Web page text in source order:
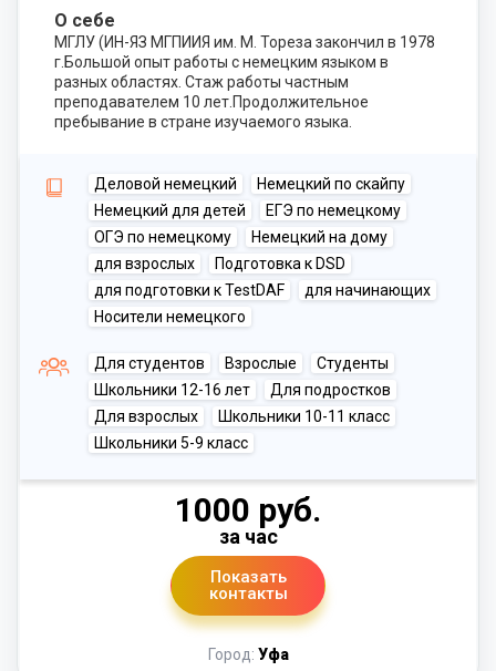
О себе
МГЛУ (ИН-ЯЗ МГПИИЯ им. М. Тореза закончил в 1978
г.Большой опыт работы с немецким языком в
разных областях. Стаж работы частным
преподавателем 10 лет.Продолжительное
пребывание в стране изучаемого языка.
Деловой немецкий
Немецкий по скайпу
Немецкий для детей
ЕГЭ по немецкому
ОГЭ по немецкому
Немецкий на дому
для взрослых
Подготовка к DSD
для подготовки к TestDAF
для начинающих
Носители немецкого
Для студентов Взрослые
Студенты
Школьники 12-16 лет
Для подростков
Для взрослых
Школьники 10-11 класс
Школьники 5-9 класс
Город: Уфа
1000 руб.
за час
Показать
контакты